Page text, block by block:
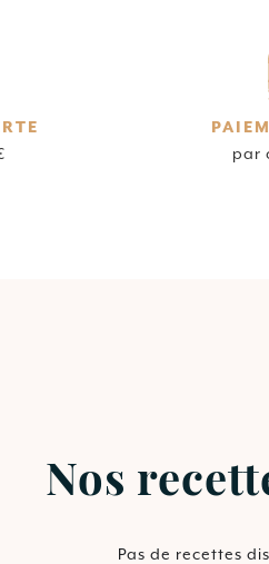
par
Nos
Pas de recettes